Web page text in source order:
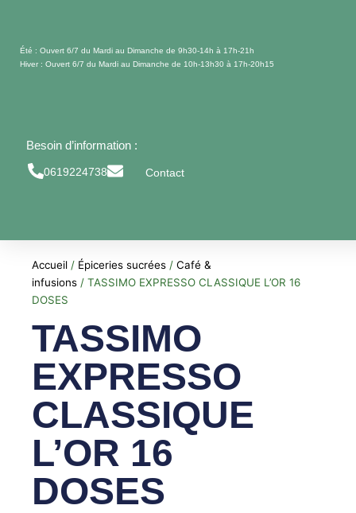
contenuÉté : Ouvert 6/7 du Mardi au Dimanche de 9h30-14h à 17h-21h
Hiver : Ouvert 6/7 du Mardi au Dimanche de 10h-13h30 à 17h-20h15
Besoin d’information :
0619224738 Contact
Accueil / Épiceries sucrées /Café &
infusions / TASSIMO EXPRESSO CLASSIQUE L’OR 16
DOSES
TASSIMO
EXPRESSO
CLASSIQUE
L’OR 16
DOSES